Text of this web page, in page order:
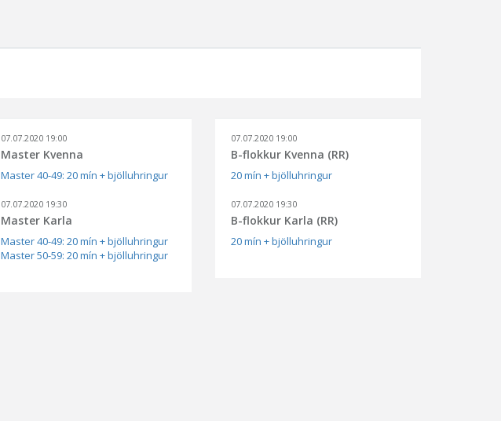
07.07.2020 19:00
Master Kvenna
Master 40-49: 20 mín + bjölluhringur
07.07.2020 19:30
Master Karla
Master 40-49: 20 mín + bjölluhringur
Master 50-59: 20 mín + bjölluhringur
07.07.2020 19:00
B-flokkur Kvenna (RR)
20 mín + bjölluhringur
07.07.2020 19:30
B-flokkur Karla (RR)
20 mín + bjölluhringur